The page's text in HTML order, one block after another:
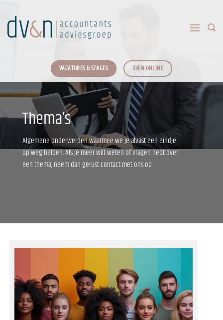
naar
inhoud
VACATURES & STAGES DVEN ONLINE
Thema’s
Algemene onderwerpen waarmee we je alvast een eindje
op weg helpen. Als je meer wilt weten of vragen hebt over
een thema, neem dan gerust contact met ons op.